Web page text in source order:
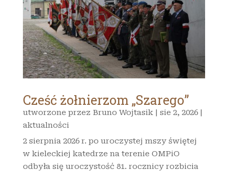
Cześć żołnierzom „Szarego”
utworzone przez Bruno Wojtasik| sie 2, 2026|
aktualności
2 sierpnia 2026 r. po uroczystej mszy świętej
w kieleckiej katedrze na terenie OMPiO
odbyła się uroczystość 81. rocznicy rozbicia